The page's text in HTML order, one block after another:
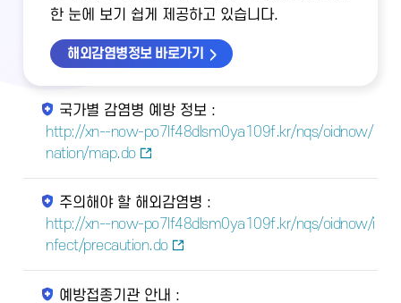
한 눈에 보기 쉽게 제공하고 있습니다.
해외감염병정보 바로가기
국가별 감염병 예방 정보 :
http://xn--now-po7lf48dlsm0ya109f.kr/nqs/oidnow/
nation/map.do
주의해야 할 해외감염병 :
http://xn--now-po7lf48dlsm0ya109f.kr/nqs/oidnow/i
nfect/precaution.do
예방접종기관 안내 :